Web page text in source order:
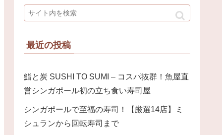
最近の投稿
鮨と炭 SUSHI TO SUMI – コスパ抜群！魚屋直
営シンガポール初の立ち食い寿司屋
シンガポールで至福の寿司！【厳選14店】ミ
シュランから回転寿司まで